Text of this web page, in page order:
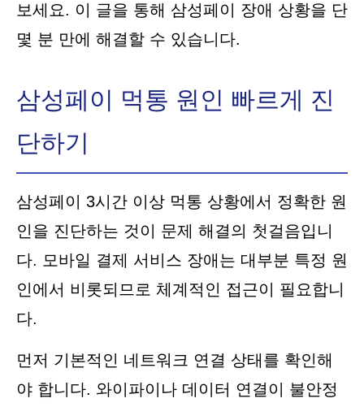
보세요. 이 글을 통해 삼성페이 장애 상황을 단
몇 분 만에 해결할 수 있습니다.
삼성페이 먹통 원인 빠르게 진
단하기
삼성페이 3시간 이상 먹통 상황에서 정확한 원
인을 진단하는 것이 문제 해결의 첫걸음입니
다. 모바일 결제 서비스 장애는 대부분 특정 원
인에서 비롯되므로 체계적인 접근이 필요합니
다.
먼저 기본적인 네트워크 연결 상태를 확인해
야 합니다. 와이파이나 데이터 연결이 불안정